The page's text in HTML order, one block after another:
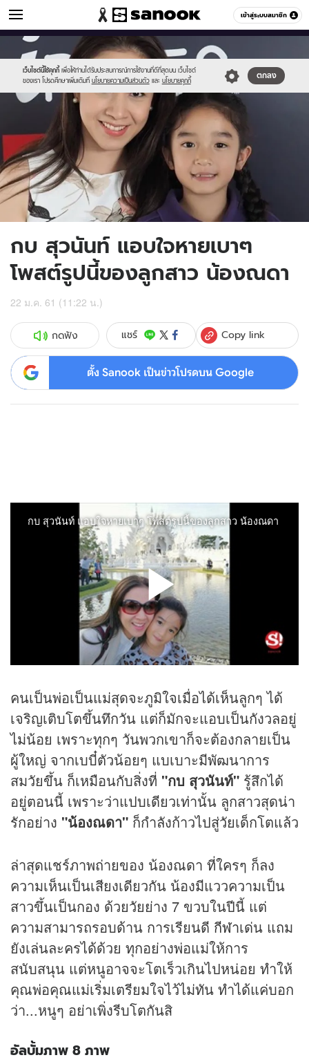
เข้าสู่ระบบสมาชิก
ข่าวบันเทิง หมวดอื่นๆ
เว็บไซต์นี้ใช้คุกกี้ เพื่อให้ท่านได้รับประสบการณ์การใช้งานที่ดีที่สุดบน เว็บไซต์
ของเรา โปรดศึกษาเพิ่มเติมที่ นโยบายความเป็นส่วนตัว และ นโยบายคุกกี้
ตกลง
Sanook
//s.isanook.com/sr/0/images/logo-
new-
sanook.png
600
//s.isanook.com/ns/0/ud/1013/5066838/kob101.jpg
กบ สุวนันท์ แอบใจหายเบาๆ
โพสต์รูปนี้ของลูกสาว น้องณดา
22 ม.ค. 61 (11:22 น.)
กดฟัง แชร์ Copy link
ตั้ง Sanook เป็นข่าวโปรดบน Google
คนเป็นพ่อเป็นแม่สุดจะภูมิใจเมื่อได้เห็นลูกๆ ได้
เจริญเติบโตขึ้นทึกวัน แต่ก็มักจะแอบเป็นกังวลอยู่
ไม่น้อย เพราะทุกๆ วันพวกเขาก็จะต้องกลายเป็น
ผู้ใหญ่ จากเบบี๋ตัวน้อยๆ แบเบาะมีพัฒนาการ
สมวัยขึ้น ก็เหมือนกับสิ่งที่ "กบ สุวนันท์" รู้สึกได้
อยู่ตอนนี้ เพราะว่าแปบเดียวเท่านั้น ลูกสาวสุดน่า
รักอย่าง "น้องณดา" ก็กำลังก้าวไปสู่วัยเด็กโตแล้ว
ล่าสุดแชร์ภาพถ่ายของ น้องณดา ที่ใครๆ ก็ลง
ความเห็นเป็นเสียงเดียวกัน น้องมีแววความเป็น
สาวขึ้นเป็นกอง ด้วยวัยย่าง 7 ขวบในปีนี้ แต่
ความสามารถรอบด้าน การเรียนดี กีฬาเด่น แถม
ยังเล่นละครได้ด้วย ทุกอย่างพ่อแม่ให้การ
สนับสนุน แต่หนูอาจจะโตเร็วเกินไปหน่อย ทำให้
คุณพ่อคุณแม่เริ่มเตรียมใจไว้ไม่ทัน ทำได้แค่บอก
ว่า...หนูๆ อย่าเพิ่งรีบโตกันสิ
อัลบั้มภาพ 8 ภาพ